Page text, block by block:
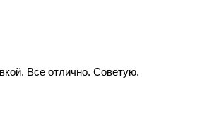
Все отлично. Советую.